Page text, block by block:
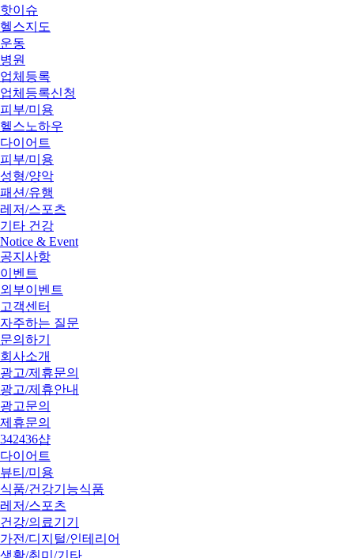
핫이슈
헬스지도
운동
병원
업체등록
업체등록신청
피부/미용
헬스노하우
다이어트
피부/미용
성형/양악
패션/유행
레저/스포츠
기타 건강
Notice & Event
공지사항
이벤트
외부이벤트
고객센터
자주하는 질문
문의하기
회사소개
광고/제휴문의
광고/제휴안내
광고문의
제휴문의
342436샵
다이어트
뷰티/미용
식품/건강기능식품
레저/스포츠
건강/의료기기
가전/디지털/인테리어
생활/취미/기타